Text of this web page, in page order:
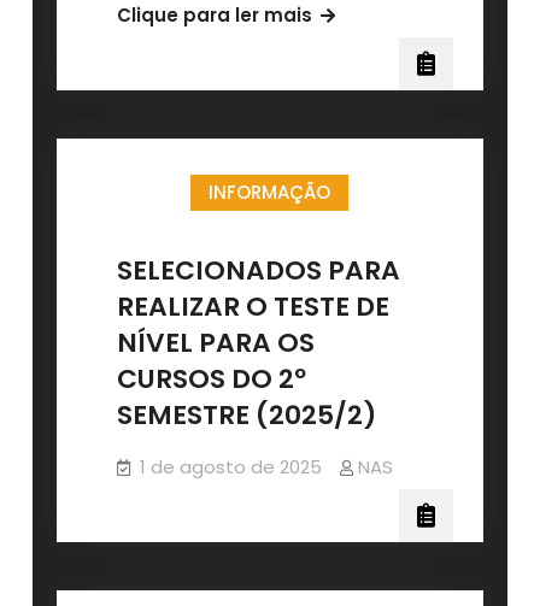
Clique para ler maisRETORNO
NAS
INFORMAÇÃO
SELECIONADOS PARA
REALIZAR O TESTE DE
NÍVEL PARA OS
CURSOS DO 2º
SEMESTRE (2025/2)
1 de agosto de 2025 NAS